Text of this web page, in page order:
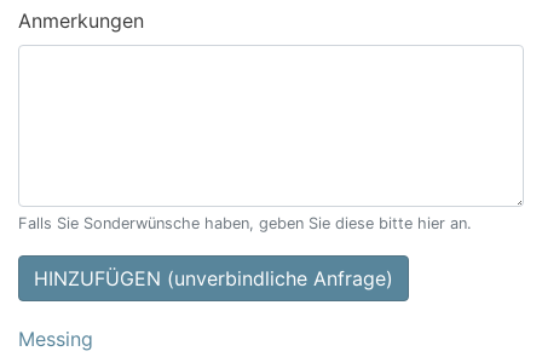
Anmerkungen
Falls Sie Sonderwünsche haben, geben Sie diese bitte hier an.
HINZUFÜGEN (unverbindliche Anfrage)
Messing